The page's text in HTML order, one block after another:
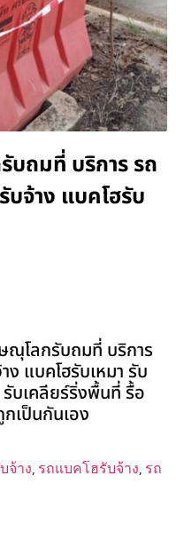
บถมที่ บริการ รถ
บจ้าง แบคโฮรับ
ณุโลกรับถมที่ บริการ
ง แบคโฮรับเหมา รับ
บเคลียร์ริ่งพื้นที่ รื้อ
เป็นกันเอง
จ้าง, รถแบคโฮรับจ้าง, รถ